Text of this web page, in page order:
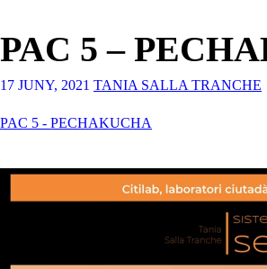
PAC 5 –
17 JUNY, 2021 TANIA SALLA TRANCHE
PAC 5 - PECHAKUCHA
Reproductor